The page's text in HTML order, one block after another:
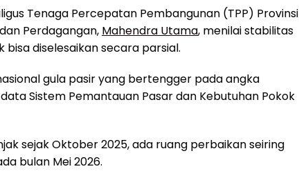
Tenaga Percepatan Pembangunan (TPP) Provinsi
Perdagangan, Mahendra Utama, menilai stabilitas
diselesaikan secara parsial.
gula pasir yang bertengger pada angka
Sistem Pemantauan Pasar dan Kebutuhan Pokok
sejak Oktober 2025, ada ruang perbaikan seiring
bulan Mei 2026.